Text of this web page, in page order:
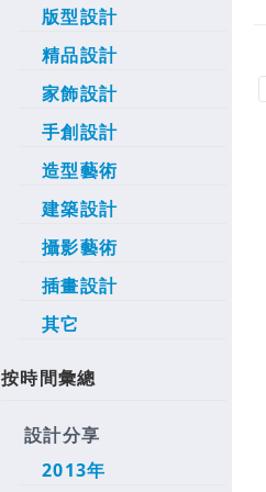
版型設計
精品設計
家飾設計
手創設計
造型藝術
建築設計
攝影藝術
插畫設計
其它
按時間彙總
設計分享
2013年